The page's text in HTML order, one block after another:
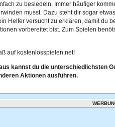
zu besiedeln. Immer häufiger
musst. Dazu steht dir sogar
Helfer versucht zu erklären, damit du
vorbereitet bist. Zum Spielen
auf kostenlosspielen.net!
kannst du die unterschiedlichsten
Aktionen ausführen.